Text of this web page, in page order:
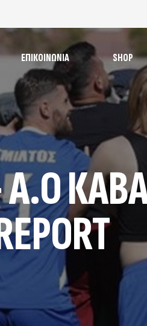
1965-1970
1970-1980​
1980-1990
1990-2000
2000-2008
2009-2012
ΕΠΙΚΟΙΝΩΝΊΑ SHOP